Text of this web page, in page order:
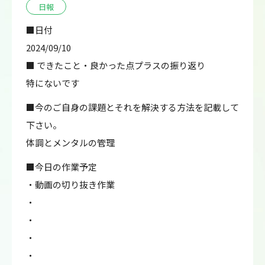
日報
■日付
2024/09/10
■ できたこと・良かった点プラスの振り返り
特にないです
■今のご自身の課題とそれを解決する方法を記載して
下さい。
体調とメンタルの管理
■今日の作業予定
・動画の切り抜き作業
・
・
・
・